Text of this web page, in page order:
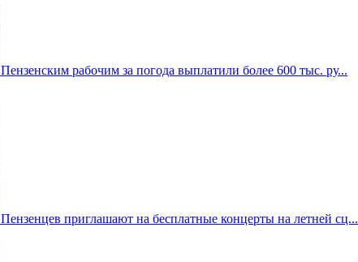
Пензенским рабочим за погода выплатили более 600 тыс. ру...
Пензенцев приглашают на бесплатные концерты на летней сц...